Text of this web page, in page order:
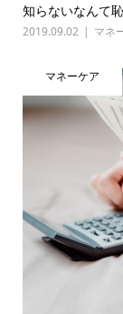
知らないなんて
2019.09.02 マネ
マネーケア